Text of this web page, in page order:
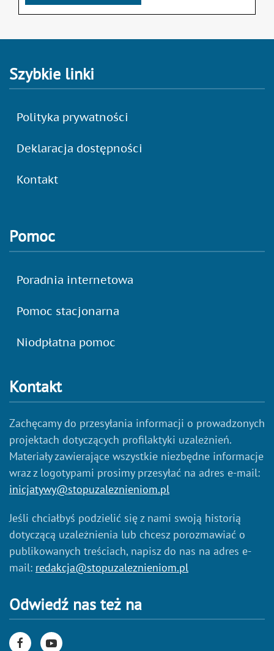
Szybkie linki
Polityka prywatności
Deklaracja dostępności
Kontakt
Pomoc
Poradnia internetowa
Pomoc stacjonarna
Niodpłatna pomoc
Kontakt
Zachęcamy do przesyłania informacji o prowadzonych
projektach dotyczących profilaktyki uzależnień.
Materiały zawierające wszystkie niezbędne informacje
wraz z logotypami prosimy przesyłać na adres e-mail:
inicjatywy@stopuzaleznieniom.pl
Jeśli chciałbyś podzielić się z nami swoją historią
dotyczącą uzależnienia lub chcesz porozmawiać o
publikowanych treściach, napisz do nas na adres e-
mail: redakcja@stopuzaleznieniom.pl
Odwiedź nas też na